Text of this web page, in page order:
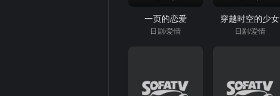
一页的恋爱
日剧/爱情
穿越时空的少女
日剧/爱情